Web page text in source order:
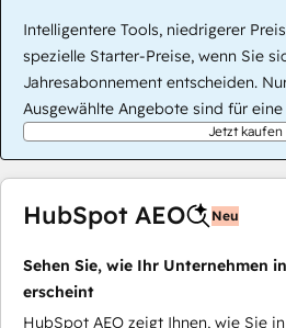
Intelligentere Tools, niedrigerer
spezielle Starter-Preise, wenn Sie
Jahresabonnement entscheiden.
Ausgewählte Angebote sind für
Jetzt kaufen
HubSpot AEO Neu
Sehen Sie, wie Ihr Unternehmen
erscheint
HubSpot AEO zeigt Ihnen, wie Sie